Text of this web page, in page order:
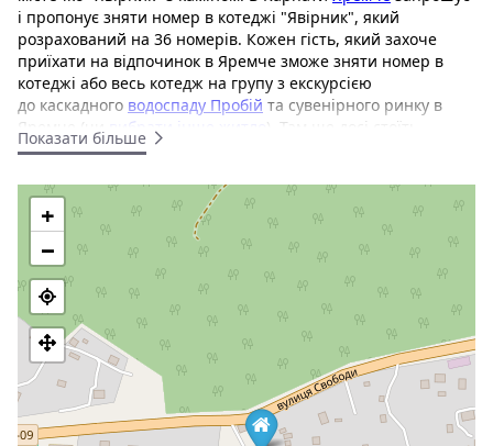
і пропонує зняти номер в котеджі "Явірник", який
розрахований на 36 номерів. Кожен гість, який захоче
приїхати на відпочинок в Яремче зможе зняти номер в
котеджі або весь котедж на групу з екскурсією
до каскадного водоспаду Пробій та сувенірного ринку в
Яремче (чи
вибрати інше житло ). Там ще досі стоїть
відомийресторан-музей "Гуцульщина"
вгору.
Комплекс "Явірник" розташований на березі річки Прут, на
околиці Яремче на відстані 5 км від центру міста в
напрямку ГК Буковель. До котеджів зручний підїзд в 50 м
від головної дороги. До послуг гостей котеджі з чудовим
краєвидом на гори, сауна та устаткування для барбекю.
Відстань від закладу до гірськолижного підйомника Яремче
"Багрівець"- 2 км, до гірськолижного
курорту Буковель становить 35 км,
Ворохта- 25
км,
Яблуниця
- 30 км.
Показати більше
+
−